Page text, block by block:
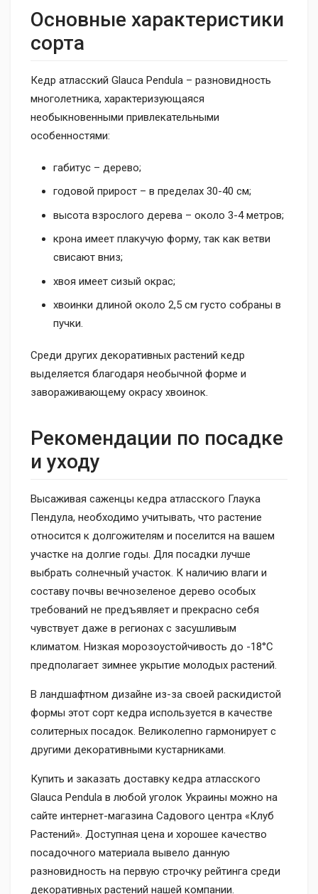
Основные характеристики
сорта
Кедр атласский Glauca Pendula – разновидность
многолетника, характеризующаяся
необыкновенными привлекательными
особенностями:
габитус – дерево;
годовой прирост – в пределах 30-40 см;
высота взрослого дерева – около 3-4 метров;
крона имеет плакучую форму, так как ветви
свисают вниз;
хвоя имеет сизый окрас;
хвоинки длиной около 2,5 см густо собраны в
пучки.
Среди других декоративных растений кедр
выделяется благодаря необычной форме и
завораживающему окрасу хвоинок.
Рекомендации по посадке
и уходу
Высаживая саженцы кедра атласского Глаука
Пендула, необходимо учитывать, что растение
относится к долгожителям и поселится на вашем
участке на долгие годы. Для посадки лучше
выбрать солнечный участок. К наличию влаги и
составу почвы вечнозеленое дерево особых
требований не предъявляет и прекрасно себя
чувствует даже в регионах с засушливым
климатом. Низкая морозоустойчивость до -18°С
предполагает зимнее укрытие молодых растений.
В ландшафтном дизайне из-за своей раскидистой
формы этот сорт кедра используется в качестве
солитерных посадок. Великолепно гармонирует с
другими декоративными кустарниками.
Купить и заказать доставку кедра атласского
Glauca Pendula в любой уголок Украины можно на
сайте интернет-магазина Садового центра «Клуб
Растений». Доступная цена и хорошее качество
посадочного материала вывело данную
разновидность на первую строчку рейтинга среди
декоративных растений нашей компании.